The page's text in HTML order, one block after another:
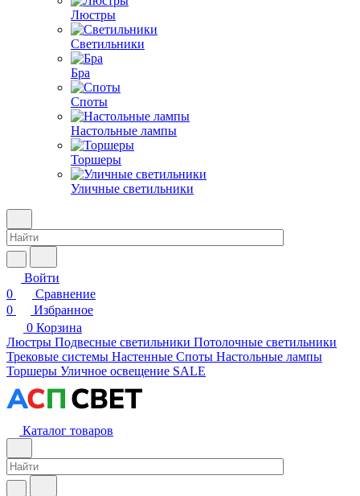
Люстры
Светильники
Бра
Споты
Настольные лампы
Торшеры
Уличные светильники
Войти
0
Сравнение
0
Избранное
0 Корзина
Люстры Подвесные светильники Потолочные светильники
Трековые системы Настенные Споты Настольные лампы
Торшеры Уличное освещение SALE
Каталог товаров